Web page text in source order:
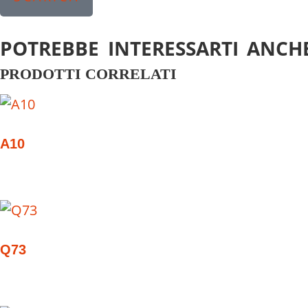
POTREBBE INTERESSARTI
PRODOTTI CORRELATI
A10
Q73